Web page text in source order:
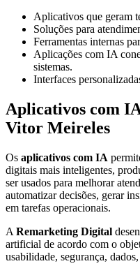
Aplicativos que geram
Soluções para
Ferramentas internas
Aplicações com IA
sistemas.
Interfaces
Aplicativos com
Vitor Meireles
Os aplicativos com IA
digitais mais inteligentes,
ser usados para melhorar
automatizar decisões, gerar
em tarefas operacionais.
A Remarketing Digital
artificial de acordo com o
usabilidade, segurança,